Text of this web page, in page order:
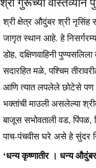
श्री क्षेत्र औदुंबर श्री
जागृत स्थान आहे. हे
डोह, दक्षिणवाहिनी
सदारहित मळे, पश्चिम
आणि त्यात लपलेले छोटेसे पण
भक्तांची माउली असलेल्या
बाजूस सभोवताली वड, पिंपळ,
पाच-पंचवीस घरे असे हे सुंदर
‘धन्य कृष्णातीर । धन्य